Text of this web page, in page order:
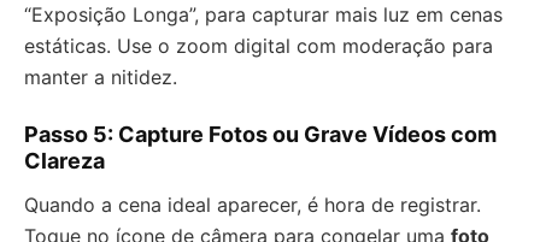
“Exposição Longa”, para capturar mais luz em cenas
estáticas. Use o zoom digital com moderação para
manter a nitidez.
Passo 5: Capture Fotos ou Grave Vídeos com
Clareza
Quando a cena ideal aparecer, é hora de registrar.
Toque no ícone de câmera para congelar uma foto